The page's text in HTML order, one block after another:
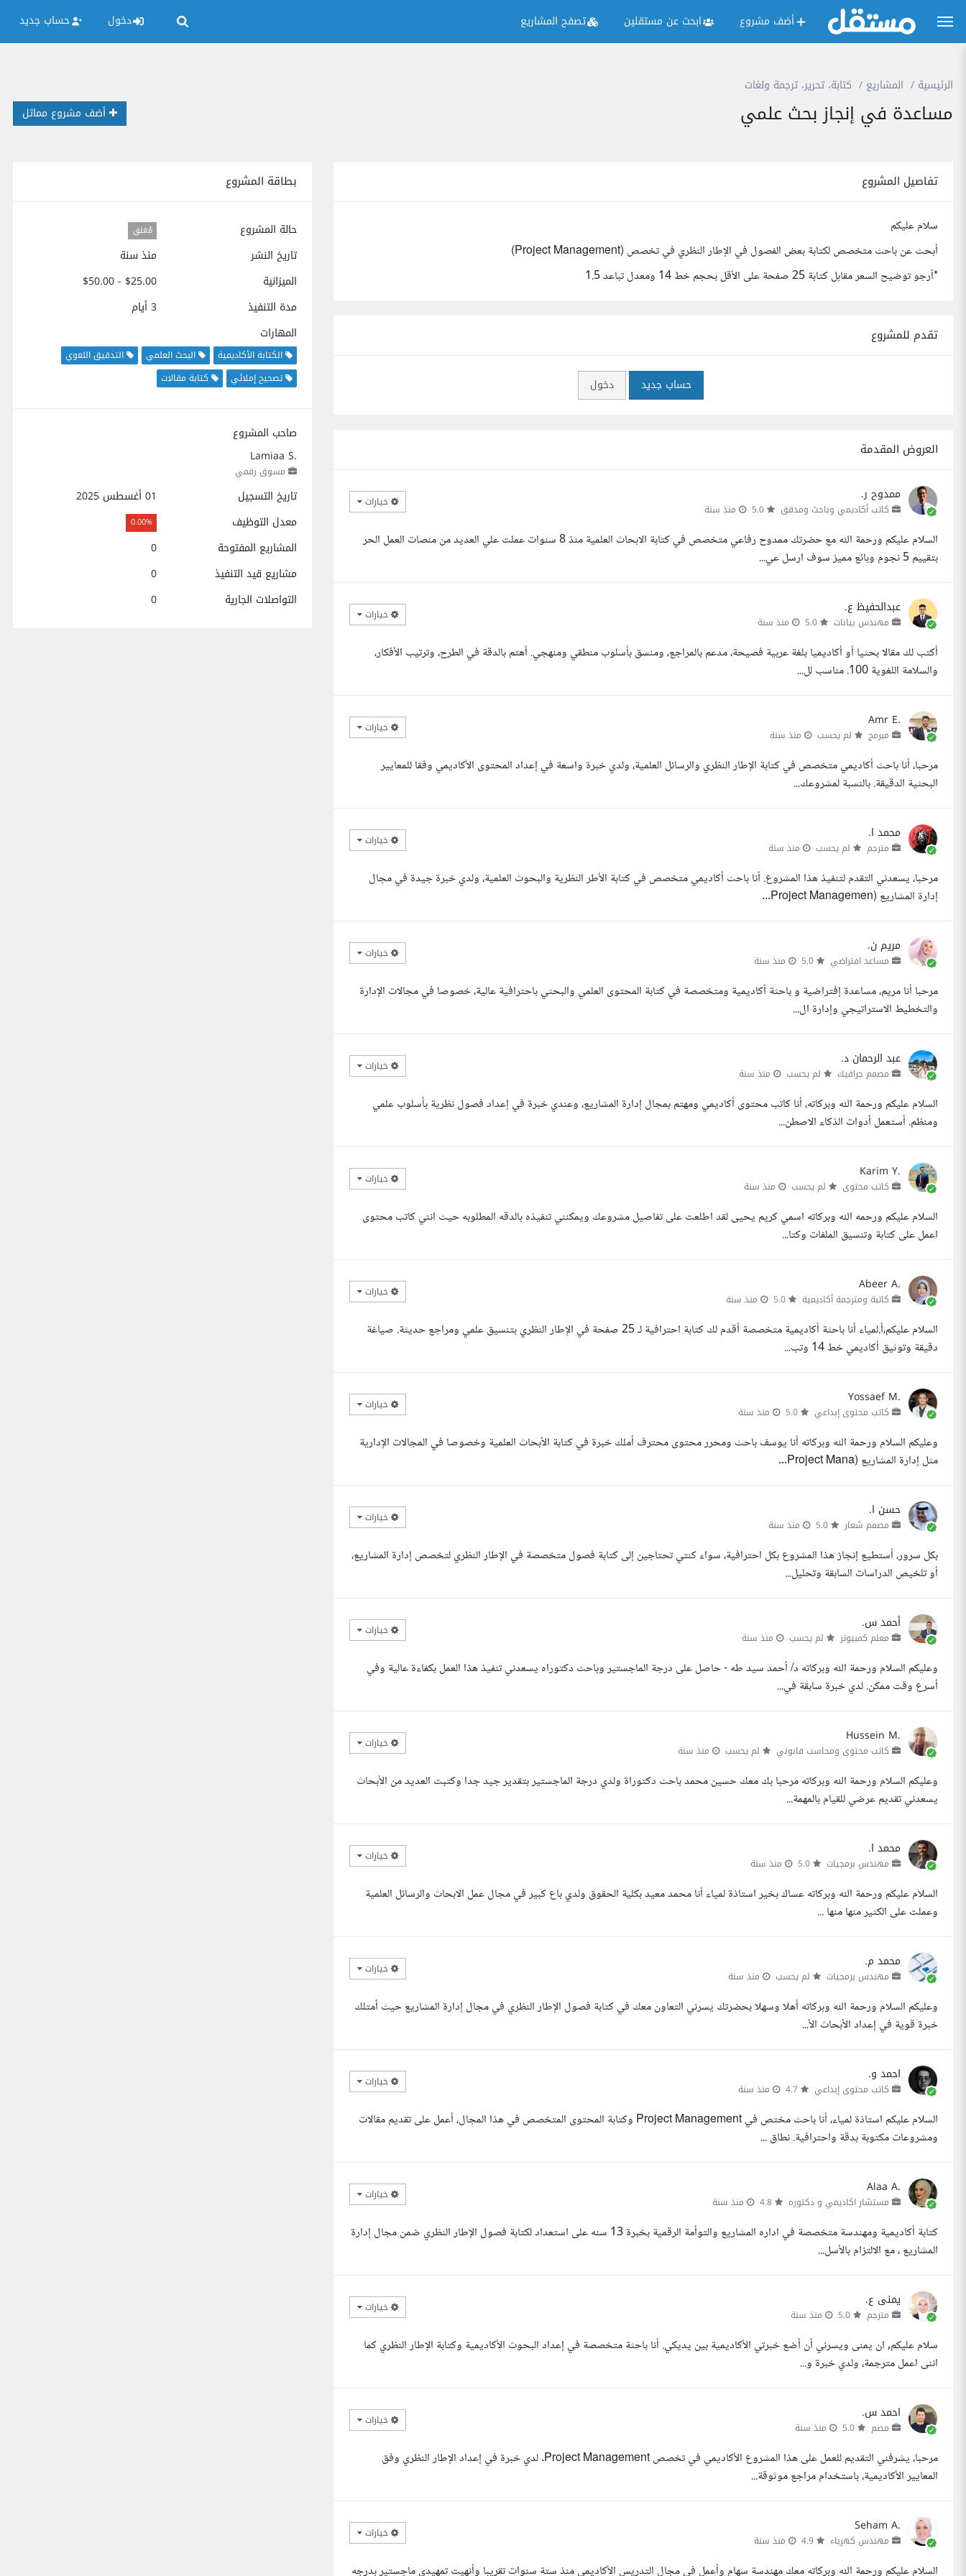
أضف مشروع ابحث عن مستقلين تصفح المشاريع دخول حساب جديد
الرئيسية المشاريع كتابة، تحرير، ترجمة ولغات
مساعدة في إنجاز بحث علمي أضف مشروع مماثل
بطاقة المشروع
حالة المشروع مُغلق
تاريخ النشر
منذ سنة
الميزانية
$25.00 - $50.00
مدة التنفيذ
3 أيام
المهارات
الكتابة الأكاديمية البحث العلمي
التدقيق اللغوي
تصحيح إملائي
كتابة مقالات
صاحب المشروع
Lamiaa S.
مسوق رقمي
تاريخ التسجيل
01 أغسطس 2025
معدل التوظيف
0.00%
المشاريع المفتوحة
0
مشاريع قيد التنفيذ
0
التواصلات الجارية
0
تفاصيل المشروع
سلام عليكم
أبحث عن باحث متخصص لكتابة بعض الفصول في الإطار النظري في تخصص (Project Management)
*أرجو توضيح السعر مقابل كتابة 25 صفحة على الأقل بحجم خط 14 ومعدل تباعد 1.5
تقدم للمشروع
حساب جديد دخول
العروض المقدمة
ممدوح ر.
كاتب أكاديمي وباحث ومدقق منذ سنة خيارات
السلام عليكم ورحمة الله مع حضرتك ممدوح رفاعي متخصص في كتابة الابحاث العلمية منذ 8 سنوات عملت علي العديد من منصات العمل الحر
بتقييم 5 نجوم وبائع مميز سوف ارسل عي...
عبدالحفيظ ع.
مهندس بيانات منذ سنة خيارات
أكتب لك مقالا بحثيا أو أكاديميا بلغة عربية فصيحة، مدعم بالمراجع، ومنسق بأسلوب منطقي ومنهجي. أهتم بالدقة في الطرح، وترتيب الأفكار،
والسلامة اللغوية 100. مناسب لل...
Amr E.
مبرمج لم يحسب منذ سنة خيارات
مرحبا، أنا باحث أكاديمي متخصص في كتابة الإطار النظري والرسائل العلمية، ولدي خبرة واسعة في إعداد المحتوى الأكاديمي وفقا للمعايير
البحثية الدقيقة. بالنسبة لمشروعك...
محمد ا.
مترجم لم يحسب منذ سنة خيارات
مرحبا، يسعدني التقدم لتنفيذ هذا المشروع. أنا باحث أكاديمي متخصص في كتابة الأطر النظرية والبحوث العلمية، ولدي خبرة جيدة في مجال
إدارة المشاريع (Project Managemen...
مريم ن.
مساعد افتراضي منذ سنة خيارات
مرحبا أنا مريم، مساعدة إفتراضية و باحثة أكاديمية ومتخصصة في كتابة المحتوى العلمي والبحثي باحترافية عالية، خصوصا في مجالات الإدارة
والتخطيط الاستراتيجي وإدارة ال...
عبد الرحمان د.
مصمم جرافيك لم يحسب منذ سنة خيارات
السلام عليكم ورحمة الله وبركاته، أنا كاتب محتوى أكاديمي ومهتم بمجال إدارة المشاريع، وعندي خبرة في إعداد فصول نظرية بأسلوب علمي
ومنظم. أستعمل أدوات الذكاء الاصطن...
Karim Y.
كاتب محتوى لم يحسب منذ سنة خيارات
السلام عليكم ورحمه الله وبركاته اسمي كريم يحيى لقد اطلعت على تفاصيل مشروعك ويمكنني تنفيذه بالدقه المطلوبه حيث انني كاتب محتوى
اعمل على كتابة وتنسيق الملفات وكتا...
Abeer A.
كاتبة ومترجمة أكاديمية منذ سنة خيارات
السلام عليكم،أ.لمياء أنا باحثة أكاديمية متخصصة أقدم لك كتابة احترافية لـ 25 صفحة في الإطار النظري بتنسيق علمي ومراجع حديثة. صياغة
دقيقة وتوثيق أكاديمي خط 14 وتب...
Yossaef M.
كاتب محتوى إبداعي منذ سنة خيارات
وعليكم السلام ورحمة الله وبركاته أنا يوسف باحث ومحرر محتوى محترف أملك خبرة في كتابة الأبحاث العلمية وخصوصا في المجالات الإدارية
مثل إدارة المشاريع (Project Mana...
حسن ا.
مصمم شعار منذ سنة خيارات
بكل سرور، أستطيع إنجاز هذا المشروع بكل احترافية، سواء كنتي تحتاجين إلى كتابة فصول متخصصة في الإطار النظري لتخصص إدارة المشاريع،
أو تلخيص الدراسات السابقة وتحليل...
أحمد س.
معلم كمبيوتر لم يحسب منذ سنة خيارات
وعليكم السلام ورحمة الله وبركاته د/ أحمد سيد طه - حاصل على درجة الماجستير وباحث دكتوراه يسعدني تنفيذ هذا العمل بكفاءة عالية وفي
أسرع وقت ممكن. لدي خبرة سابقة في...
Hussein M.
كاتب محتوى ومحاسب قانوني لم يحسب منذ سنة خيارات
وعليكم السلام ورحمة الله وبركاته مرحبا بك معك حسين محمد باحث دكتوراة ولدي درجة الماجستير بتقدير جيد جدا وكتبت العديد من الأبحاث
يسعدني تقديم عرضي للقيام بالمهمة...
محمد ا.
مهندس برمجيات منذ سنة خيارات
السلام عليكم ورحمة الله وبركاته عساك بخير استاذة لمياء أنا محمد معيد بكلية الحقوق ولدي باع كبير في مجال عمل الابحاث والرسائل العلمية
وعملت على الكثير منها منها ...
محمد م.
مهندس برمجيات لم يحسب منذ سنة خيارات
وعليكم السلام ورحمة الله وبركاته أهلا وسهلا بحضرتك يسرني التعاون معك في كتابة فصول الإطار النظري في مجال إدارة المشاريع حيث أمتلك
خبرة قوية في إعداد الأبحاث الأ...
احمد و.
كاتب محتوى إبداعي منذ سنة خيارات
السلام عليكم استاذة لمياء، أنا باحث مختص في Project Management وكتابة المحتوى المتخصص في هذا المجال، أعمل على تقديم مقالات
ومشروعات مكتوبة بدقة واحترافية. نطاق ...
Alaa A.
مستشار اكاديمي و دكتوره منذ سنة خيارات
كتابة أكاديمية ومهندسة متخصصة في اداره المشاريع والتوأمة الرقمية بخبرة 13 سنه على استعداد لكتابة فصول الإطار النظري ضمن مجال إدارة
المشاريع ، مع الالتزام بالأسل...
يمنى ع.
مترجم منذ سنة خيارات
سلام عليكم, ان يمنى ويسرني أن أضع خبرتي الأكاديمية بين يديكي. أنا باحثة متخصصة في إعداد البحوث الأكاديمية وكتابة الإطار النظري كما
اننى اعمل مترجمة، ولدي خبرة و...
احمد س.
مصم منذ سنة خيارات
مرحبا، يشرفني التقديم للعمل على هذا المشروع الأكاديمي في تخصص Project Management. لدي خبرة في إعداد الإطار النظري وفق
المعايير الأكاديمية، باستخدام مراجع موثوقة...
Seham A.
مهندس كهرباء منذ سنة خيارات
السلام عليكم ورحمة الله وبركاته معك مهندسة سهام وأعمل في مجال التدريس الأكاديمي منذ ستة سنوات تقريبا وأنهيت تمهيدي ماجستير بدرجه